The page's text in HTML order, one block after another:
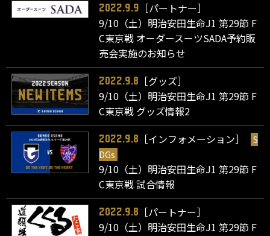
2022.9.9
［パートナー］
9/10（土）明治安田生命J1 第29節 F
C東京戦 オーダースーツSADA予約販
売会実施のお知らせ
2022.9.8
［グッズ］
9/10（土）明治安田生命J1 第29節 F
C東京戦 グッズ情報2
2022.9.8 ［インフォメーション］
S
DGs
9/10（土）明治安田生命J1 第29節 F
C東京戦 試合情報
2022.9.8
［パートナー］
9/10（土）明治安田生命J1 第29節 F